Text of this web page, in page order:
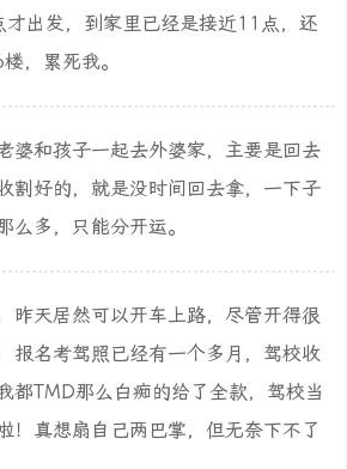
出发，到家里已经是接近11点，还
，累死我。
婆和孩子一起去外婆家，主要是回去
割好的，就是没时间回去拿，一下子
么多，只能分开运。
昨天居然可以开车上路，尽管开得很
报名考驾照已经有一个多月，驾校收
都TMD那么白痴的给了全款，驾校当
！真想扇自己两巴掌，但无奈下不了